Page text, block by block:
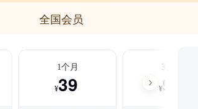
全国会员
1个月
¥39
3个月
¥99